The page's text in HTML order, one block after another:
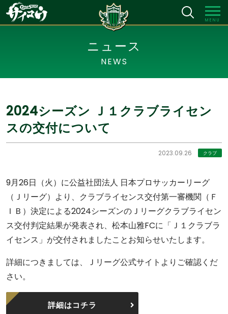
MENU
ニュース
NEWS
2024シーズン Ｊ１クラブライセン
スの交付について
2023.09.26 クラブ
9月26日（火）に公益社団法人 日本プロサッカーリーグ
（Ｊリーグ）より、クラブライセンス交付第一審機関（Ｆ
ＩＢ）決定による2024シーズンのＪリーグクラブライセン
ス交付判定結果が発表され、松本山雅FCに「Ｊ１クラブラ
イセンス」が交付されましたことお知らせいたします。
詳細につきましては、Ｊリーグ公式サイトよりご確認くだ
さい。
詳細はコチラ